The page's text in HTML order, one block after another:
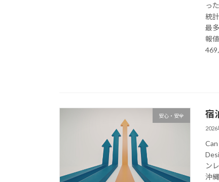
っ
統
最
報
469
安心・安全 宿
2026
ン
沖